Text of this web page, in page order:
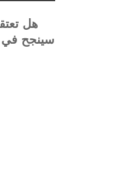
هل
سينجح في